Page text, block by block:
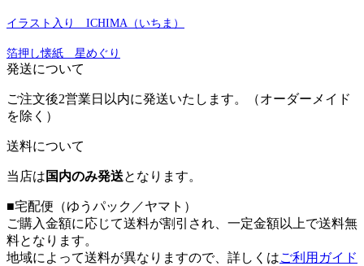
イラスト入り ICHIMA（いちま）
箔押し懐紙 星めぐり
発送について
ご注文後2営業日以内に発送いたします。（オーダーメイド
を除く）
送料について
当店は 国内のみ発送となります。
■宅配便（ゆうパック／ヤマト）
ご購入金額に応じて送料が割引され、一定金額以上で送料無
料となります。
地域によって送料が異なりますので、詳しくはご利用ガイド